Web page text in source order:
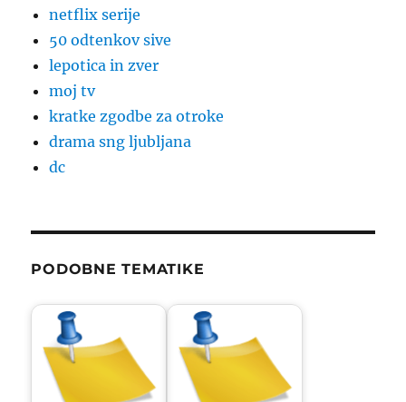
netflix serije
50 odtenkov sive
lepotica in zver
moj tv
kratke zgodbe za otroke
drama sng ljubljana
dc
PODOBNE TEMATIKE